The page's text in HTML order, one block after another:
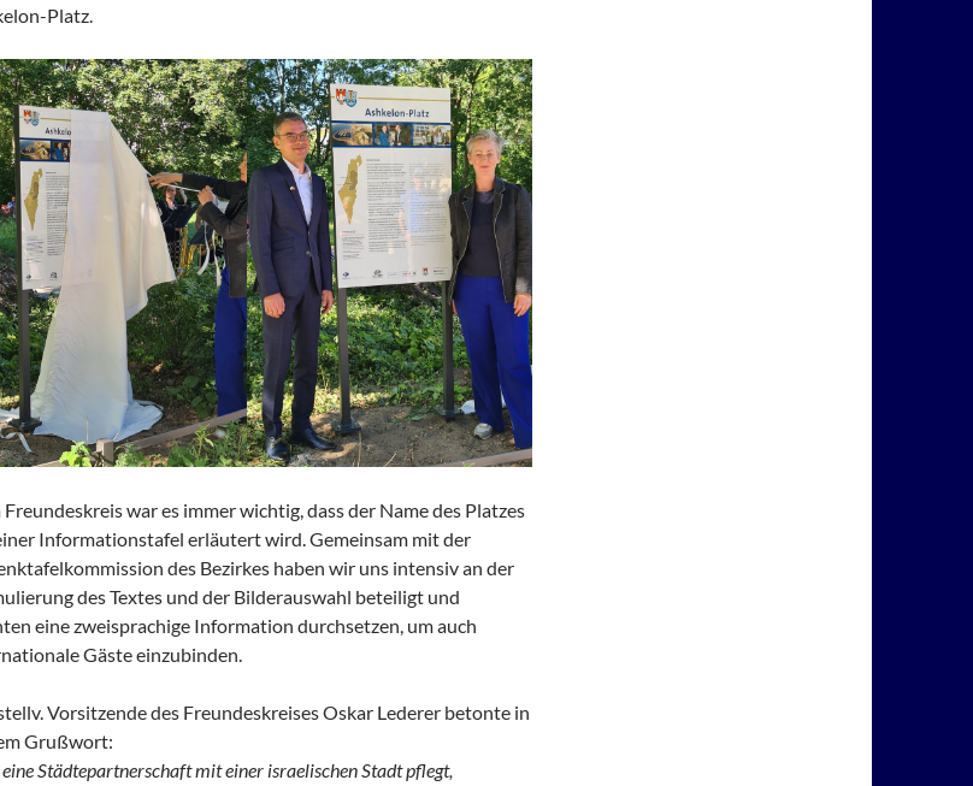
Platz.
Freundeskreis war es immer wichtig, dass der Name des Platzes
Informationstafel erläutert wird. Gemeinsam mit der
des Bezirkes haben wir uns intensiv an der
des Textes und der Bilderauswahl beteiligt und
eine zweisprachige Information durchsetzen, um auch
Gäste einzubinden.
Vorsitzende des Freundeskreises Oskar Lederer betonte in
Grußwort:
eine Städtepartnerschaft mit einer israelischen Stadt pflegt,